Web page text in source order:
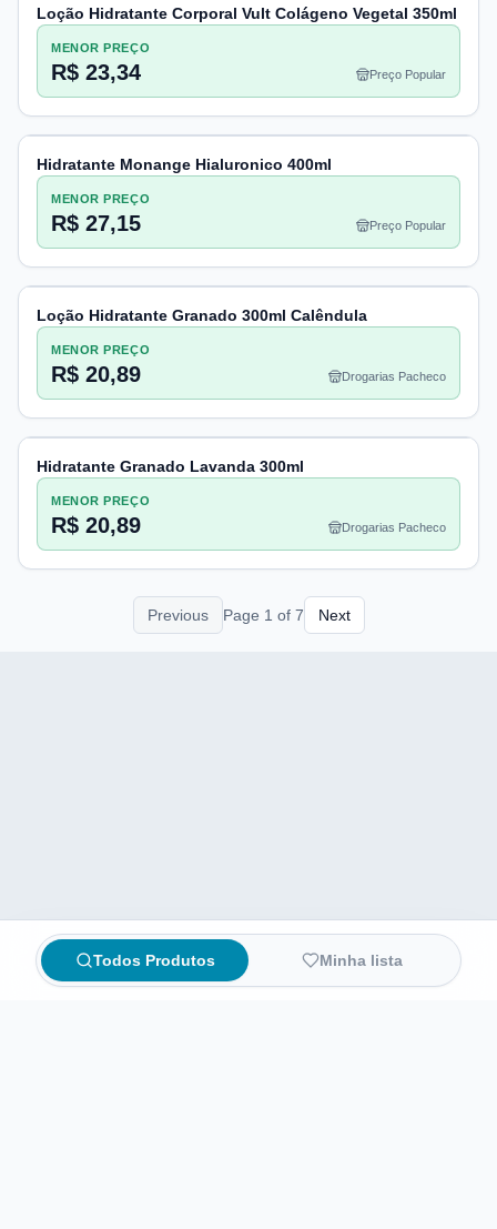
Loção Hidratante Corporal Vult Colágeno Vegetal 350ml
MENOR PREÇO
R$ 23,34 Preço Popular
Hidratante Monange Hialuronico 400ml
MENOR PREÇO
R$ 27,15 Preço Popular
Loção Hidratante Granado 300ml Calêndula
MENOR PREÇO
R$ 20,89 Drogarias Pacheco
Hidratante Granado Lavanda 300ml
MENOR PREÇO
R$ 20,89 Drogarias Pacheco
Previous Page 1 of 7 Next
Todos Produtos Minha lista